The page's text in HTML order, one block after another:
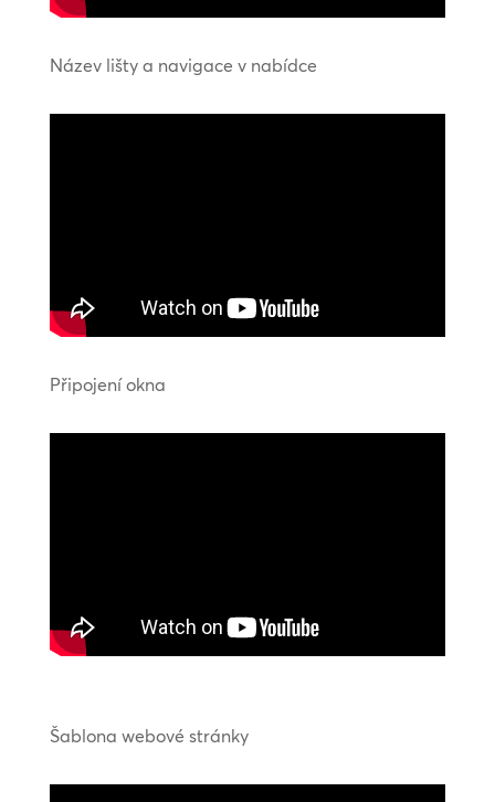
Název lišty a navigace v nabídce
Připojení okna
Šablona webové stránky